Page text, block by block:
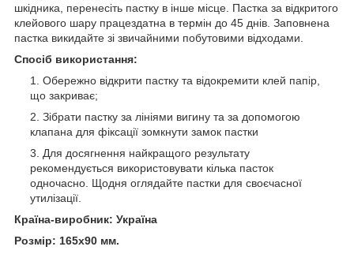
шкідника, перенесіть пастку в інше місце. Пастка за відкритого
клейового шару працездатна в термін до 45 днів. Заповнена
пастка викидайте зі звичайними побутовими відходами.
Спосіб використання:
Обережно відкрити пастку та відокремити клей папір,
що закриває;
Зібрати пастку за лініями вигину та за допомогою
клапана для фіксації зомкнути замок пастки
Для досягнення найкращого результату
рекомендується використовувати кілька пасток
одночасно. Щодня оглядайте пастки для своєчасної
утилізації.
Країна-виробник: Україна
Розмір: 165х90 мм.